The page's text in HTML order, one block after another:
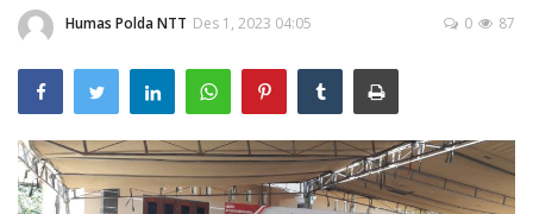
Lantas
Polisi Kita
Mitra Polisi
Giat Ops
Link Polda NTT
Humas Polda NTT Des 1, 2023 04:05 87
0